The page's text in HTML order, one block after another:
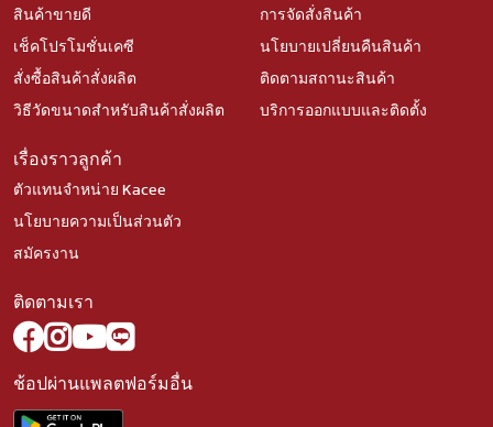
สินค้าขายดี
เช็คโปรโมชั่นเคซี
สั่งซื้อสินค้าสั่งผลิต
วิธีวัดขนาดสำหรับสินค้าสั่งผลิต
การจัดสั่งสินค้า
นโยบายเปลี่ยนคืนสินค้า
ติดตามสถานะสินค้า
บริการออกแบบและติดตั้ง
เรื่องราวลูกค้า
ตัวแทนจำหน่าย Kacee
นโยบายความเป็นส่วนตัว
สมัครงาน
ติดตามเรา
ช้อปผ่านแพลตฟอร์มอื่น